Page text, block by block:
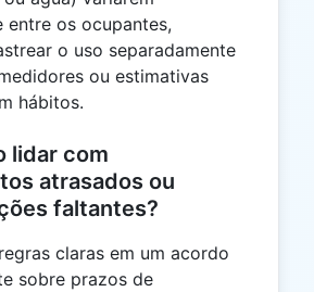
entre os ocupantes,
o uso separadamente
ou estimativas
hábitos.
lidar com
atrasados ​​ou
faltantes?
claras em um acordo
sobre prazos de